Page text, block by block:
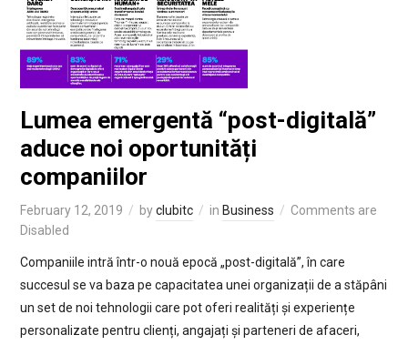
Lumea emergentă “post-digitală”
aduce noi oportunități
companiilor
February 12, 2019 byclubitc in Business
Comments are
Disabled
Companiile intră într-o nouă epocă „post-digitală”, în care
succesul se va baza pe capacitatea unei organizații de a stăpâni
un set de noi tehnologii care pot oferi realități și experiențe
personalizate pentru clienți, angajați și parteneri de afaceri,